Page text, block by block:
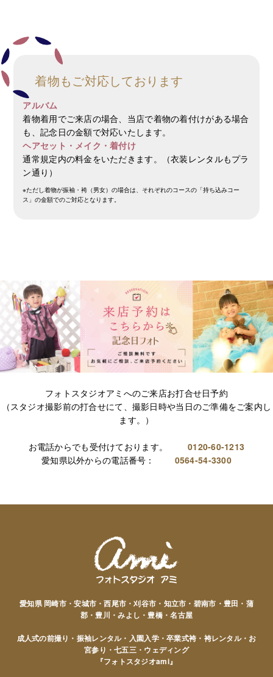
着物もご対応しております
アルバム
着物着用でご来店の場合、当店で着物の着付けがある場合
も、記念日の金額で対応いたします。
ヘアセット・メイク・着付け
通常規定内の料金をいただきます。（衣装レンタルもプラ
ン通り）
※ただし着物が振袖・袴（男女）の場合は、それぞれのコースの「持ち込みコー
ス」の金額でのご対応となります。
フォトスタジオアミへのご来店お打合せ日予約
（スタジオ撮影前の打合せにて、撮影日時や当日のご準備をご案内し
ます。）
お電話からでも受付けております。 0120-60-1213
愛知県以外からの電話番号： 0564-54-3300
愛知県 岡崎市・安城市・西尾市・刈谷市・知立市・碧南市・豊田・蒲
郡・豊川・みよし・豊橋・名古屋
成人式の前撮り・振袖レンタル・入園入学・卒業式袴・袴レンタル・お
宮参り・七五三・ウェディング
『フォトスタジオami』